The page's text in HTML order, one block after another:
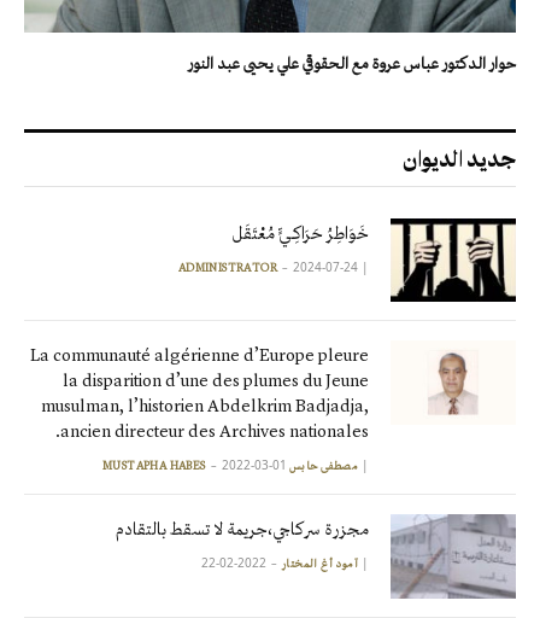
حوار الدكتور عباس عروة مع الحقوقي علي يحيى عبد النور
جديد الديوان
خَوَاطِرُ حَرَاكِـيٍّ مُعْتَقَل
|
ADMINISTRATOR 2024-07-24
La communauté algérienne d’Europe pleure
la disparition d’une des plumes du Jeune
musulman, l’historien Abdelkrim Badjadja,
ancien directeur des Archives nationales.
| مصطفى حابس MUSTAPHA HABES 2022-03-01
مجزرة سركاجي،جريمة لا تسقط بالتقادم
| آمود أغ المختار 2022-02-22